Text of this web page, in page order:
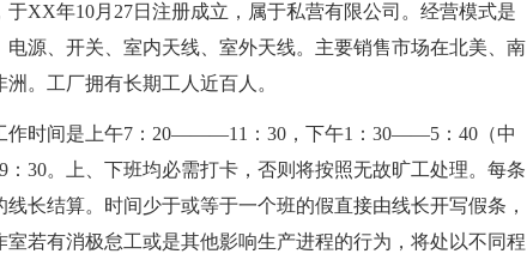
XX年10月27日注册成立，属于私营有限公司。经营模式是
源、开关、室内天线、室外天线。主要销售市场在北美、南
。工厂拥有长期工人近百人。
作时间是上午7：20———11：30，下午1：30——5：40（中
30。上、下班均必需打卡，否则将按照无故旷工处理。每条
长结算。时间少于或等于一个班的假直接由线长开写假条，
若有消极怠工或是其他影响生产进程的行为，将处以不同程